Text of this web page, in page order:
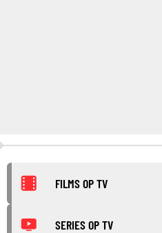
FILMS OP TV
SERIES OP TV